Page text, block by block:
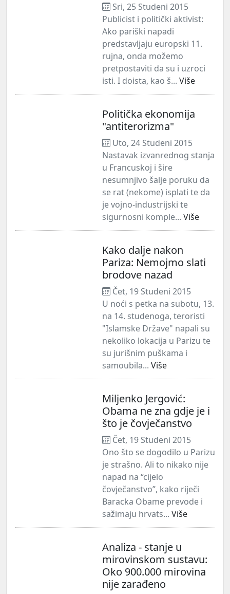
Sri, 25 Studeni 2015
Publicist i politički aktivist:
Ako pariški napadi
predstavljaju europski 11.
rujna, onda možemo
pretpostaviti da su i uzroci
isti. I doista, kao š... Više
Politička ekonomija
"antiterorizma"
Uto, 24 Studeni 2015
Nastavak izvanrednog stanja
u Francuskoj i šire
nesumnjivo šalje poruku da
se rat (nekome) isplati te da
je vojno-industrijski te
sigurnosni komple... Više
Kako dalje nakon
Pariza: Nemojmo slati
brodove nazad
Čet, 19 Studeni 2015
U noći s petka na subotu, 13.
na 14. studenoga, teroristi
"Islamske Države" napali su
nekoliko lokacija u Parizu te
su jurišnim puškama i
samoubila... Više
Miljenko Jergović:
Obama ne zna gdje je i
što je čovječanstvo
Čet, 19 Studeni 2015
Ono što se dogodilo u Parizu
je strašno. Ali to nikako nije
napad na “cijelo
čovječanstvo”, kako riječi
Baracka Obame prevode i
sažimaju hrvats... Više
Analiza - stanje u
mirovinskom sustavu:
Oko 900.000 mirovina
nije zarađeno